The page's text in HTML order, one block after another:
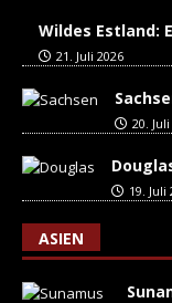
Wildes Estland:
21. Juli 2026
20.
19. Juli
ASIEN